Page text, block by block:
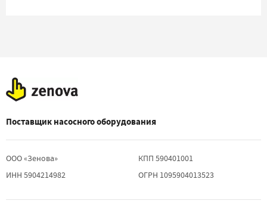
Поставщик насосного оборудования
ООО «Зенова»
ИНН 5904214982
КПП 590401001
ОГРН 1095904013523